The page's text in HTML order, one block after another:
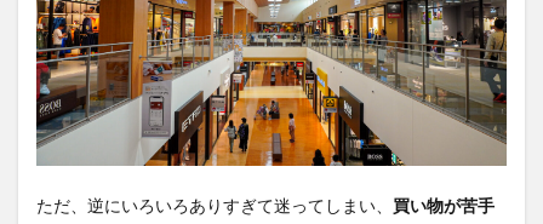
ただ、逆にいろいろありすぎて迷ってしまい、 買い物が苦手